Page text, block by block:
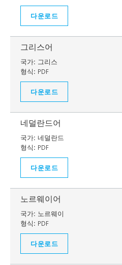
다운로드
그리스어
국가: 그리스
형식: PDF
다운로드
네덜란드어
국가: 네덜란드
형식: PDF
다운로드
노르웨이어
국가: 노르웨이
형식: PDF
다운로드